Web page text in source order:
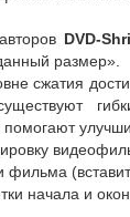
DVD-
размер».
сжатия
начала и